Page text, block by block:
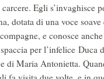
Egli s’invaghisce
dotata di una voce
e conosce
per l’infelice Duca
Maria Antonietta.